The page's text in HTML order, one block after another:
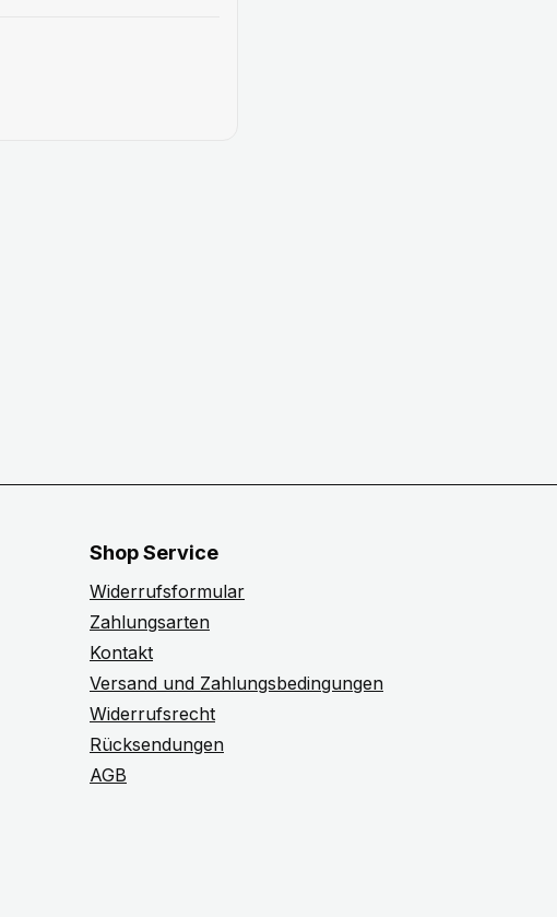
Shop Service
Widerrufsformular
Zahlungsarten
Kontakt
Versand und Zahlungsbedingungen
Widerrufsrecht
Rücksendungen
AGB